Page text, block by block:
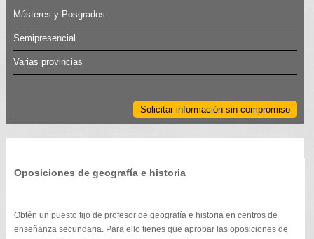
Másteres y Posgrados
Semipresencial
Varias provincias
Solicitar información sin compromiso
Oposiciones de geografía e historia
Obtén un puesto fijo de profesor de geografía e historia en centros de
enseñanza secundaria. Para ello tienes que aprobar las oposiciones de